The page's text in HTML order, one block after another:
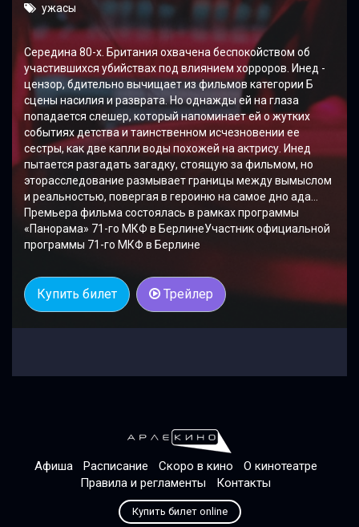
ужасы
Середина 80-х. Британия охвачена беспокойством об
участившихся убийствах под влиянием хорроров. Инед -
цензор, бдительно вычищает из фильмов категории Б
сцены насилия и разврата. Но однажды ей на глаза
попадается слешер, который напоминает ей о жутких
событиях детства и таинственном исчезновении ее
сестры, как две капли воды похожей на актрису. Инед
пытается разгадать загадку, стоящую за фильмом, но
эторасследование размывает границы между вымыслом
и реальностью, повергая в героиню на самое дно ада…
Премьера фильма состоялась в рамках программы
«Панорама» 71-го МКФ в БерлинеУчастник официальной
программы 71-го МКФ в Берлине
Купить билет Трейлер
Афиша Расписание Скоро в кино
О кинотеатре
Правила и регламенты
Контакты
Купить билет online